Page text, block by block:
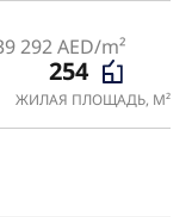
292 AED/m²
254
ЖИЛАЯ ПЛОЩАДЬ, М²